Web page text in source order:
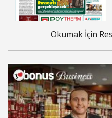
Okumak İçin